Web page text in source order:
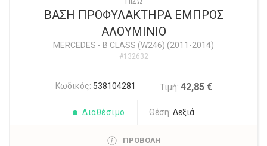
ΒΑΣΗ ΠΡΟΦΥΛΑΚΤΗΡΑ ΕΜΠΡΟΣ
ΑΛΟΥΜΙΝΙΟ
MERCEDES - B CLASS (W246) (2011-2014)
#132632
Κωδικός: 538104281 Τιμή: 42,85 €
Διαθέσιμο Θέση: Δεξιά
ΠΡΟΒΟΛΗ